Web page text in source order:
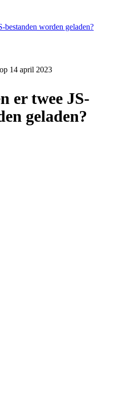
bestanden worden geladen?
op 14 april 2023
er twee JS-
geladen?